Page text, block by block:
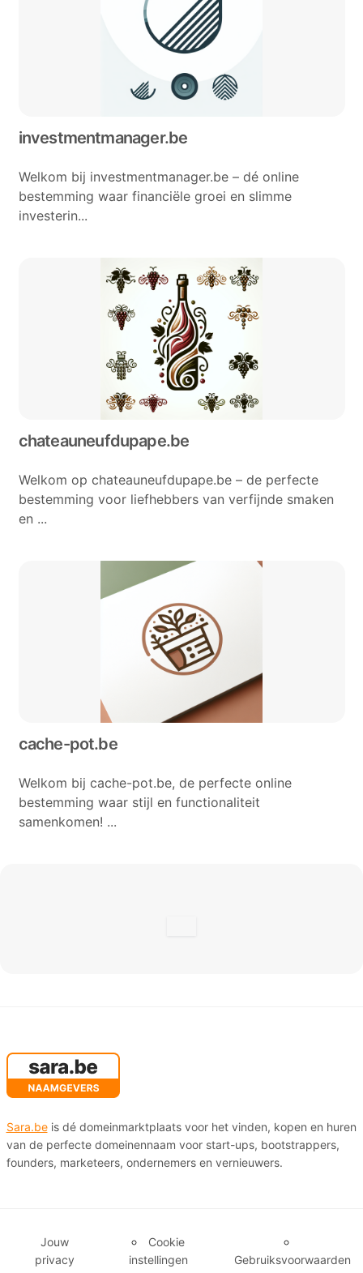
investmentmanager.be
Welkom bij investmentmanager.be – dé online
bestemming waar financiële groei en slimme
investerin...
chateauneufdupape.be
Welkom op chateauneufdupape.be – de perfecte
bestemming voor liefhebbers van verfijnde smaken
en ...
cache-pot.be
Welkom bij cache-pot.be, de perfecte online
bestemming waar stijl en functionaliteit
samenkomen! ...
Sara.beis dé domeinmarktplaats voor het vinden, kopen en huren
van de perfecte domeinennaam voor start-ups, bootstrappers,
founders, marketeers, ondernemers en vernieuwers.
Jouw
privacy
Cookie
instellingen
Gebruiksvoorwaarden